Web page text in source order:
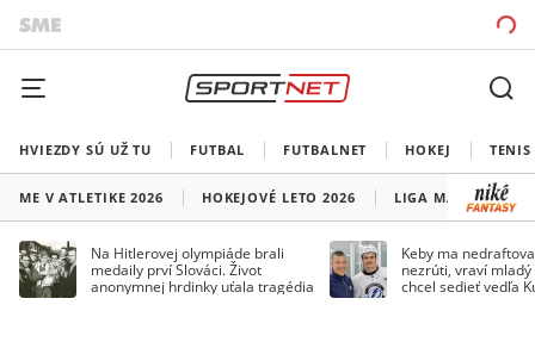
HVIEZDY SÚ UŽ TU FUTBAL FUTBALNET HOKEJ TENIS
ME V ATLETIKE 2026 HOKEJOVÉ LETO 2026 LIGA MAJSTROV
Na Hitlerovej olympiáde brali
medaily prví Slováci. Život
anonymnej hrdinky uťala tragédia
Keby ma
nezrúti, vraví mladý
chcel sedieť vedľa